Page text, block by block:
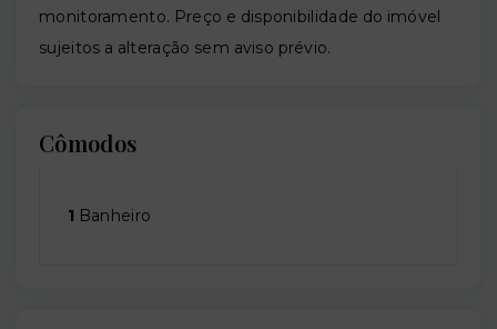
monitoramento. Preço e disponibilidade do imóvel
sujeitos a alteração sem aviso prévio.
Cômodos
1 Banheiro